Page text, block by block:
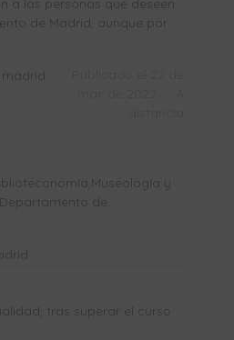
las personas que deseen
de Madrid, aunque por
y
de
tras superar el curso